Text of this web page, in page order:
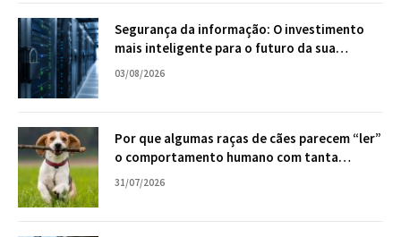
Segurança da informação: O investimento
mais inteligente para o futuro da sua
empresa
03/08/2026
Por que algumas raças de cães parecem “ler”
o comportamento humano com tanta
facilidade?
31/07/2026